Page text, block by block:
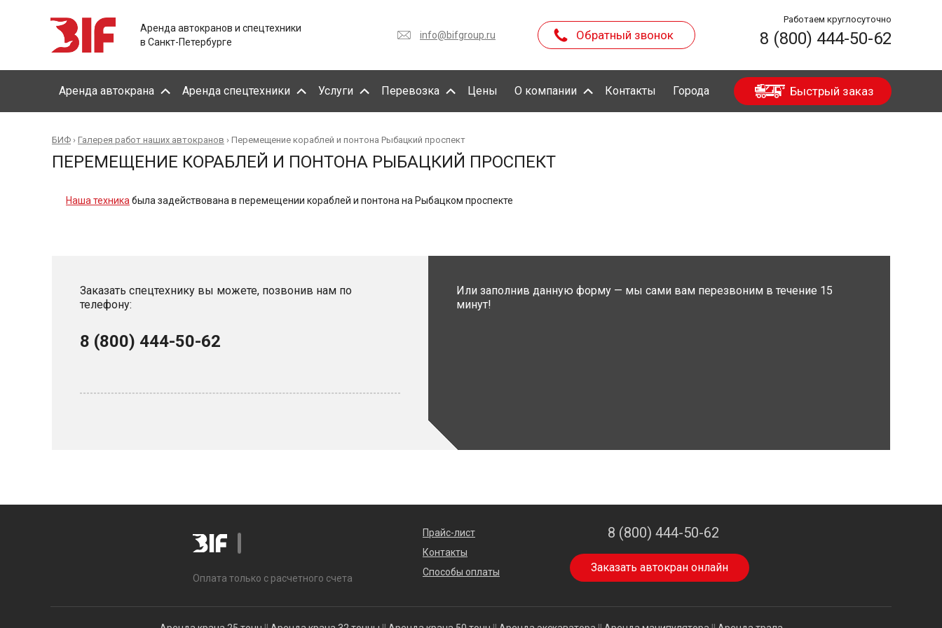
Аренда автокранов и спецтехники
в Санкт-Петербурге
info@bifgroup.ru Обратный звонок
Работаем круглосуточно
8 (800) 444-50-62
Аренда автокрана Аренда спецтехники Услуги Перевозка Цены О компании Контакты Города Быстрый заказ
БИФ › Галерея работ наших автокранов › Перемещение кораблей и понтона Рыбацкий проспект
ПЕРЕМЕЩЕНИЕ КОРАБЛЕЙ И ПОНТОНА РЫБАЦКИЙ ПРОСПЕКТ
Наша техника была задействована в перемещении кораблей и понтона на Рыбацком проспекте
Заказать спецтехнику вы можете, позвонив нам по
телефону:
8 (800) 444-50-62
Или заполнив данную форму — мы сами вам перезвоним в течение 15
минут!
Оплата только с расчетного счета
Прайс-лист
Контакты
Способы оплаты
8 (800) 444-50-62
Заказать автокран онлайн